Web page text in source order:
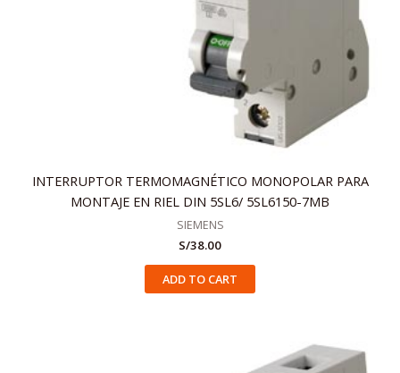
INTERRUPTOR TERMOMAGNÉTICO MONOPOLAR PARA
MONTAJE EN RIEL DIN 5SL6/ 5SL6150-7MB
SIEMENS
S/38.00
ADD TO CART